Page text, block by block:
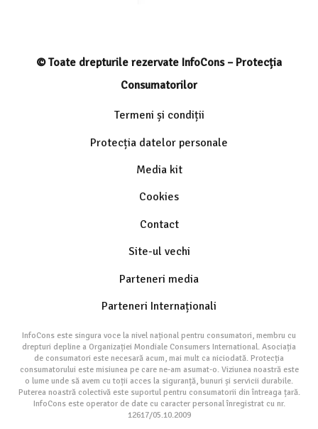
© Toate drepturile rezervate InfoCons – Protecția
Consumatorilor
Termeni și condiții
Protecția datelor personale
Media kit
Cookies
Contact
Site-ul vechi
Parteneri media
Parteneri Internaționali
InfoCons este singura voce la nivel național pentru consumatori, membru cu
drepturi depline a Organizației Mondiale Consumers International. Asociația
de consumatori este necesară acum, mai mult ca niciodată. Protecția
consumatorului este misiunea pe care ne-am asumat-o. Viziunea noastră este
o lume unde să avem cu toții acces la siguranță, bunuri și servicii durabile.
Puterea noastră colectivă este suportul pentru consumatorii din întreaga țară.
InfoCons este operator de date cu caracter personal înregistrat cu nr.
12617/05.10.2009